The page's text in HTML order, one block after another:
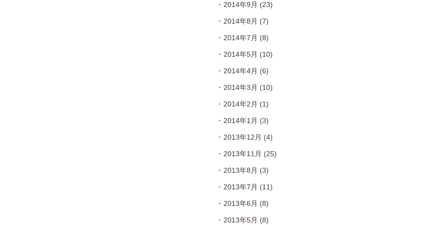
2014年9月 (23)
2014年8月 (7)
2014年7月 (8)
2014年5月 (10)
2014年4月 (6)
2014年3月 (10)
2014年2月 (1)
2014年1月 (3)
2013年12月 (4)
2013年11月 (25)
2013年8月 (3)
2013年7月 (11)
2013年6月 (8)
2013年5月 (8)